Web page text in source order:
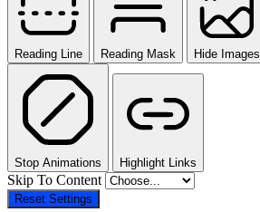
Reading Line Reading Mask Hide Images
Stop Animations Highlight Links
Skip To Content
Reset Settings